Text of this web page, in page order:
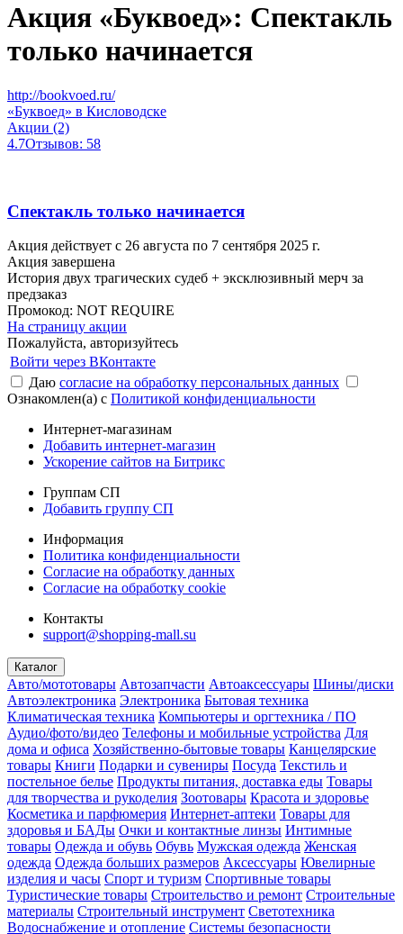
Акция «Буквоед»: Спектакль
только начинается
http://bookvoed.ru/
«Буквоед» в Кисловодске
Акции (2)
4.7Отзывов: 58
Спектакль только начинается
Акция действует с 26 августа по 7 сентября 2025 г.
Акция завершена
История двух трагических судеб + эксклюзивный мерч за
предзаказ
Промокод: NOT REQUIRE
На страницу акции
Пожалуйста, авторизуйтесь
Войти через ВКонтакте
Даю согласие на обработку персональных данных
Ознакомлен(а) с Политикой конфиденциальности
Интернет-магазинам
Добавить интернет-магазин
Ускорение сайтов на Битрикс
Группам СП
Добавить группу СП
Информация
Политика конфиденциальности
Согласие на обработку данных
Согласие на обработку cookie
Контакты
support@shopping-mall.su
Каталог
Авто/мототовары Автозапчасти Автоаксессуары Шины/диски
Автоэлектроника Электроника Бытовая техника
Климатическая техника Компьютеры и оргтехника / ПО
Аудио/фото/видео Телефоны и мобильные устройства Для
дома и офиса Хозяйственно-бытовые товары Канцелярские
товары Книги Подарки и сувениры Посуда Текстиль и
постельное белье Продукты питания, доставка еды Товары
для творчества и рукоделия Зоотовары Красота и здоровье
Косметика и парфюмерия Интернет-аптеки Товары для
здоровья и БАДы Очки и контактные линзы Интимные
товары Одежда и обувь Обувь Мужская одежда Женская
одежда Одежда больших размеров Аксессуары Ювелирные
изделия и часы Спорт и туризм Спортивные товары
Туристические товары Строительство и ремонт Строительные
материалы Строительный инструмент Светотехника
Водоснабжение и отопление Системы безопасности